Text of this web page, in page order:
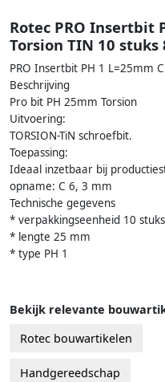
Rotec PRO Insertbit
Torsion TIN 10 stuks
PRO Insertbit PH 1 L=25mm
Beschrijving
Pro bit PH 25mm Torsion
Uitvoering:
TORSION-TiN schroefbit.
Toepassing:
Ideaal inzetbaar bij
opname: C 6, 3 mm
Technische gegevens
* verpakkingseenheid 10 stuks
* lengte 25 mm
* type PH 1
Bekijk relevante
Rotec bouwartikelen
Handgereedschap